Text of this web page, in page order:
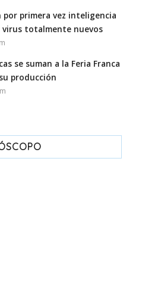
por primera vez inteligencia
totalmente nuevos
se suman a la Feria Franca
producción